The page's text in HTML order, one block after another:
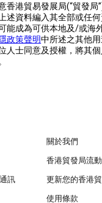
香港貿易發展局(“貿發局
述資料編入其全部或任
能成為可供本地及/或海
政策聲明中所述之其他
人士同意及授權，將其
關於我們
香港貿發局流
訊 更新您的香港
使用條款